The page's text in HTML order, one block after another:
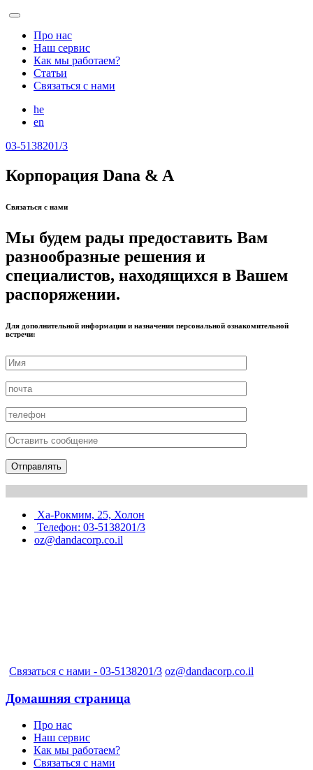
Skip
content
Про нас
Наш сервис
Как мы работаем?
Статьи
Связаться с нами
he
en
03-5138201/3
Корпорация Dana & A
Связаться с нами
Мы будем рады предоставить Вам
разнообразные решения и
специалистов, находящихся в Вашем
распоряжении.
Для дополнительной информации и назначения персональной ознакомительной
встречи:
Ха-Рокмим, 25, Холон
Телефон: 03-5138201/3
oz@dandacorp.co.il
Связаться с нами - 03-5138201/3 oz@dandacorp.co.il
Домашняя страница
Про нас
Наш сервис
Как мы работаем?
Связаться с нами